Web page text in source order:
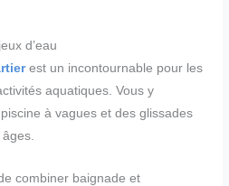
d’eau
est un incontournable pour les
aquatiques. Vous y
à vagues et des glissades
âges.
combiner baignade et